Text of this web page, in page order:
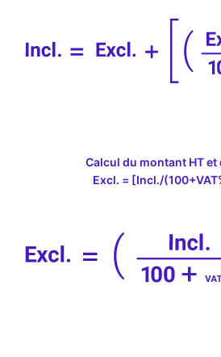
Calcul du montant HT et
Excl. = [Incl./